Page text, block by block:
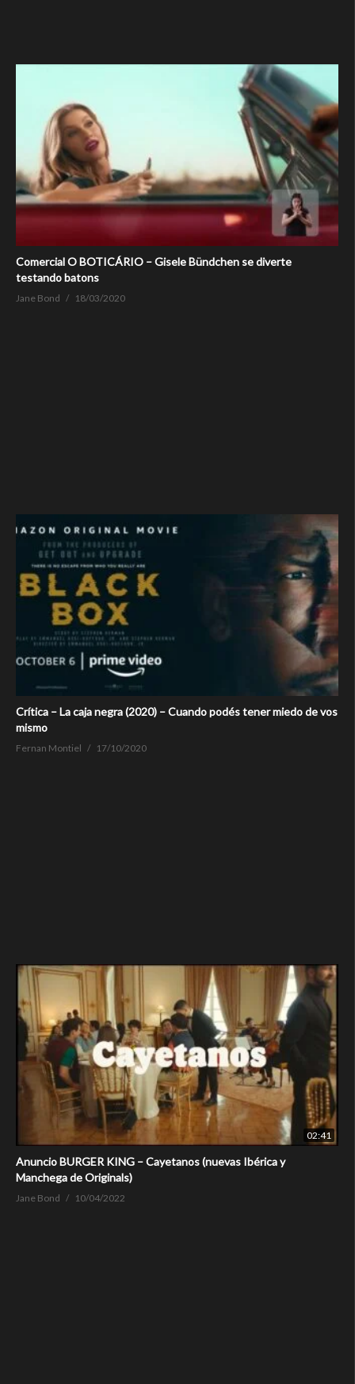
Comercial O BOTICÁRIO – Gisele Bündchen se diverte
testando batons
Jane Bond 18/03/2020
Crítica – La caja negra (2020) – Cuando podés tener miedo de vos
mismo
Fernan Montiel 17/10/2020
02:41
Anuncio BURGER KING – Cayetanos (nuevas Ibérica y
Manchega de Originals)
Jane Bond 10/04/2022